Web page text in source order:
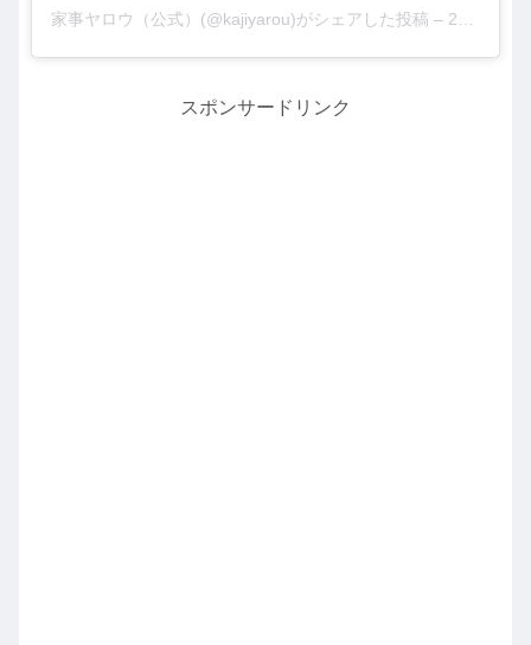
家事ヤロウ（公式）(@kajiyarou)がシェアした投稿 – 2019年11月月20日午前5時53分PST
スポンサードリンク